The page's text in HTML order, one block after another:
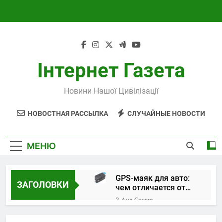
Інтернет Газета
Новини Нашої Цивілізації
НОВОСТНАЯ РАССЫЛКА СЛУЧАЙНЫЕ НОВОСТИ
МЕНЮ
ЗАГОЛОВКИ
GPS-маяк для авто:
чем отличается от
трекера и как
выбрать устройство
2 Дня Спустя